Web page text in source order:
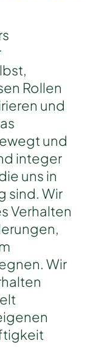
Rollen
und
und
integer
uns in
sind. Wir
Verhalten
Wir